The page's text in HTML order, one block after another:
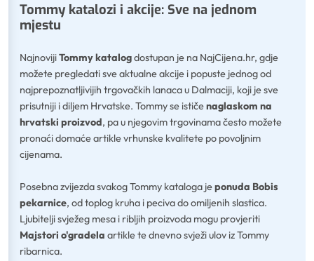
Tommy katalozi i akcije: Sve na jednom
mjestu
NajnovijiTommy katalogdostupan je na NajCijena.hr, gdje
možete pregledati sve aktualne akcije i popuste jednog od
najprepoznatljivijih trgovačkih lanaca u Dalmaciji, koji je sve
prisutniji i diljem Hrvatske. Tommy se ističenaglaskom na
hrvatski proizvod, pa u njegovim trgovinama često možete
pronaći domaće artikle vrhunske kvalitete po povoljnim
cijenama.
Posebna zvijezda svakog Tommy kataloga jeponuda Bobis
pekarnice, od toplog kruha i peciva do omiljenih slastica.
Ljubitelji svježeg mesa i ribljih proizvoda mogu provjeriti
Majstori o'gradela artikle te dnevno svježi ulov iz Tommy
ribarnica.